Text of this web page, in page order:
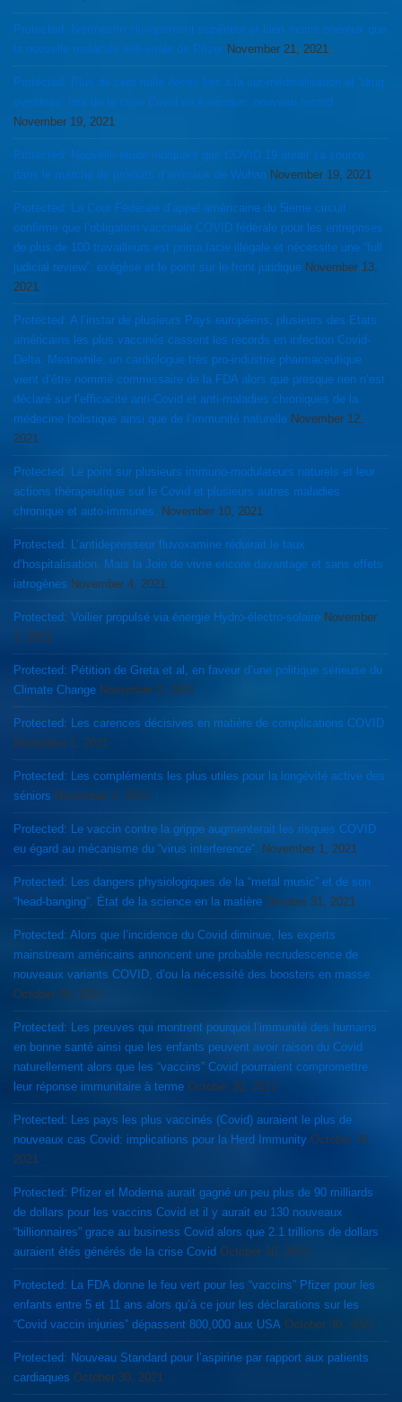
Protected: Ivermectin cliniquement supérieur et bien moins onéreux que
la nouvelle molécule anti-virale de Pfizer November 21, 2021
Protected: Plus de cent mille décès liés à la sur-médicalisation et “drug
overdose” lors de la crise Covid en Amérique: nouveau record
November 19, 2021
Protected: Nouvelle étude indiquant que COVID 19 aurait sa source
dans le marché de produits d’animaux de Wuhan November 19, 2021
Protected: La Cour Fédérale d’appel américaine du 5ieme circuit
confirme que l’obligation vaccinale COVID fédérale pour les entreprises
de plus de 100 travailleurs est prima facie illégale et nécessite une “full
judicial review”: exégèse et le point sur le front juridique November 13,
2021
Protected: A l’instar de plusieurs Pays européens, plusieurs des Etats
américains les plus vaccinés cassent les records en infection Covid-
Delta. Meanwhile, un cardiologue très pro-industrie pharmaceutique
vient d’être nommé commissaire de la FDA alors que presque rien n’est
déclaré sur l’efficacité anti-Covid et anti-maladies chroniques de la
médecine holistique ainsi que de l’immunité naturelle November 12,
2021
Protected: Le point sur plusieurs immuno-modulateurs naturels et leur
actions thérapeutique sur le Covid et plusieurs autres maladies
chronique et auto-immunes.
November 10, 2021
Protected: L’antidepresseur fluvoxamine réduirait le taux
d’hospitalisation. Mais la Joie de vivre encore davantage et sans effets
iatrogènes November 4, 2021
Protected: Voilier propulsé via énergie Hydro-électro-solaire November
3, 2021
Protected: Pétition de Greta et al, en faveur d’une politique sérieuse du
Climate Change November 2, 2021
Protected: Les carences décisives en matière de complications COVID
November 1, 2021
Protected: Les compléments les plus utiles pour la longévité active des
séniors November 1, 2021
Protected: Le vaccin contre la grippe augmenterait les risques COVID
eu égard au mécanisme du “virus interference”. November 1, 2021
Protected: Les dangers physiologiques de la “metal music” et de son
“head-banging”. État de la science en la matière October 31, 2021
Protected: Alors que l’incidence du Covid diminue, les experts
mainstream américains annoncent une probable recrudescence de
nouveaux variants COVID, d’ou la nécessité des boosters en masse.
October 30, 2021
Protected: Les preuves qui montrent pourquoi l’immunité des humains
en bonne santé ainsi que les enfants peuvent avoir raison du Covid
naturellement alors que les “vaccins” Covid pourraient compromettre
leur réponse immunitaire à terme October 30, 2021
Protected: Les pays les plus vaccinés (Covid) auraient le plus de
nouveaux cas Covid: implications pour la Herd Immunity October 30,
2021
Protected: Pfizer et Moderna aurait gagné un peu plus de 90 milliards
de dollars pour les vaccins Covid et il y aurait eu 130 nouveaux
“billionnaires” grace au business Covid alors que 2.1 trillions de dollars
auraient étés générés de la crise Covid October 30, 2021
Protected: La FDA donne le feu vert pour les “vaccins” Pfizer pour les
enfants entre 5 et 11 ans alors qu’à ce jour les déclarations sur les
“Covid vaccin injuries” dépassent 800,000 aux USA October 30, 2021
Protected: Nouveau Standard pour l’aspirine par rapport aux patients
cardiaques October 30, 2021